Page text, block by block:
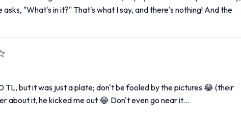
"What's in it?" That's what I say, and there's nothing! And the
TL, but it was just a plate; don't be fooled by the pictures 😂 (their
about it, he kicked me out 😂 Don't even go near it...